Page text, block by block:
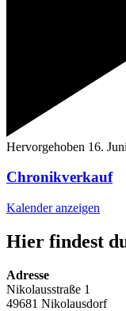
Hervorgehoben 16.
Chronikverkauf
Kalender anzeigen
Hier findest
Adresse
Nikolausstraße 1
49681 Nikolausdorf